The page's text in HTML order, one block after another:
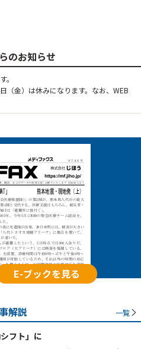
のお知らせ
。
（金）は休みになります。なお、WEB
E-ブックを見る
解説 一覧
フト」に